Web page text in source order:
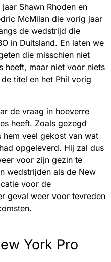
Shawn Rhoden en
McMilan die vorig jaar
de wedstrijd die
in Duitsland. En laten we
die misschien niet
heeft, maar niet voor niets
titel en het Phil vorig
de vraag in hoeverre
heeft. Zoals gezegd
veel gekost van wat
opgeleverd. Hij zal dus
voor zijn gezin te
wedstrijden als de New
voor de
geval weer voor tevreden
York Pro